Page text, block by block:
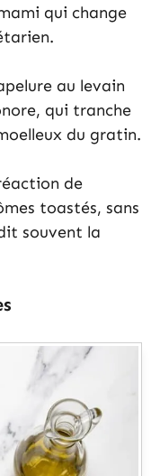
qui change
au levain
qui tranche
du gratin.
de
toastés, sans
souvent la